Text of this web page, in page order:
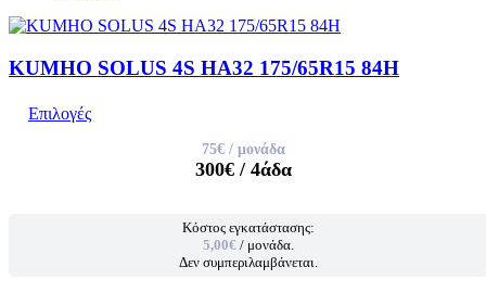
KUMHO SOLUS 4S HA32 175/65R15 84H
Επιλογές
75€/ μονάδα
300€/ 4άδα
Κόστος εγκατάστασης:
5,00€ / μονάδα.
Δεν συμπεριλαμβάνεται.